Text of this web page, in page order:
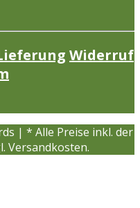
Widerruf
| * Alle Preise inkl. der
Versandkosten.